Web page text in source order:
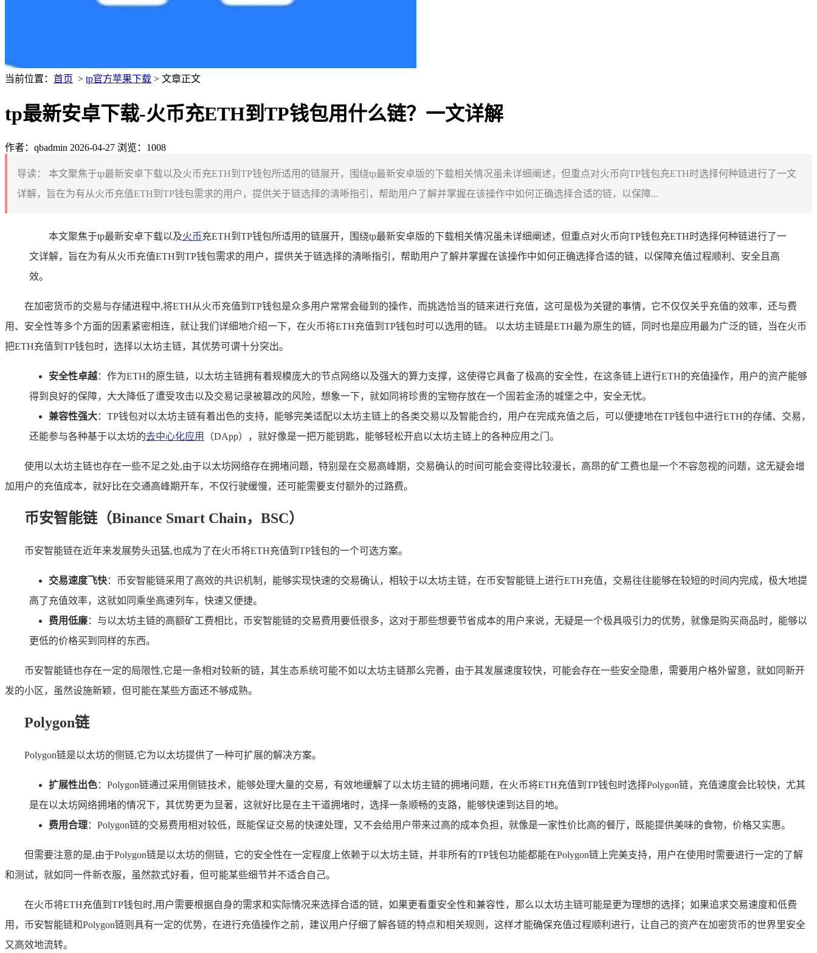
当前位置： 首页 > tp官方苹果下载 > 文章正文
tp最新安卓下载-火币充ETH到TP钱包用什么链？一文详解
作者：qbadmin 2026-04-27 浏览：1008
导读：
本文聚焦于tp最新安卓下载以及火币充ETH到TP钱包所适用的链展开，围绕tp最新安卓版的下载相关情况虽未详细阐述，但重点对火币向TP钱包充ETH时选择何种链进行了一文
详解，旨在为有从火币充值ETH到TP钱包需求的用户，提供关于链选择的清晰指引，帮助用户了解并掌握在该操作中如何正确选择合适的链，以保障...
本文聚焦于tp最新安卓下载以及火币充ETH到TP钱包所适用的链展开，围绕tp最新安卓版的下载相关情况虽未详细阐述，但重点对火币向TP钱包充ETH时选择何种链进行了一
文详解，旨在为有从火币充值ETH到TP钱包需求的用户，提供关于链选择的清晰指引，帮助用户了解并掌握在该操作中如何正确选择合适的链，以保障充值过程顺利、安全且高
效。
在加密货币的交易与存储进程中,将ETH从火币充值到TP钱包是众多用户常常会碰到的操作，而挑选恰当的链来进行充值，这可是极为关键的事情，它不仅仅关乎充值的效率，还与费
用、安全性等多个方面的因素紧密相连，就让我们详细地介绍一下，在火币将ETH充值到TP钱包时可以选用的链。 以太坊主链是ETH最为原生的链，同时也是应用最为广泛的链，当在火币
把ETH充值到TP钱包时，选择以太坊主链，其优势可谓十分突出。
安全性卓越：作为ETH的原生链，以太坊主链拥有着规模庞大的节点网络以及强大的算力支撑，这使得它具备了极高的安全性，在这条链上进行ETH的充值操作，用户的资产能够
得到良好的保障，大大降低了遭受攻击以及交易记录被篡改的风险，想象一下，就如同将珍贵的宝物存放在一个固若金汤的城堡之中，安全无忧。
兼容性强大：TP钱包对以太坊主链有着出色的支持，能够完美适配以太坊主链上的各类交易以及智能合约，用户在完成充值之后，可以便捷地在TP钱包中进行ETH的存储、交易，
还能参与各种基于以太坊的去中心化应用 （DApp），就好像是一把万能钥匙，能够轻松开启以太坊主链上的各种应用之门。
使用以太坊主链也存在一些不足之处,由于以太坊网络存在拥堵问题，特别是在交易高峰期，交易确认的时间可能会变得比较漫长，高昂的矿工费也是一个不容忽视的问题，这无疑会增
加用户的充值成本，就好比在交通高峰期开车，不仅行驶缓慢，还可能需要支付额外的过路费。
币安智能链（Binance Smart Chain，BSC）
币安智能链在近年来发展势头迅猛,也成为了在火币将ETH充值到TP钱包的一个可选方案。
交易速度飞快：币安智能链采用了高效的共识机制，能够实现快速的交易确认，相较于以太坊主链，在币安智能链上进行ETH充值，交易往往能够在较短的时间内完成，极大地提
高了充值效率，这就如同乘坐高速列车，快速又便捷。
费用低廉：与以太坊主链的高额矿工费相比，币安智能链的交易费用要低很多，这对于那些想要节省成本的用户来说，无疑是一个极具吸引力的优势，就像是购买商品时，能够以
更低的价格买到同样的东西。
币安智能链也存在一定的局限性,它是一条相对较新的链，其生态系统可能不如以太坊主链那么完善，由于其发展速度较快，可能会存在一些安全隐患，需要用户格外留意，就如同新开
发的小区，虽然设施新颖，但可能在某些方面还不够成熟。
Polygon链
Polygon链是以太坊的侧链,它为以太坊提供了一种可扩展的解决方案。
扩展性出色：Polygon链通过采用侧链技术，能够处理大量的交易，有效地缓解了以太坊主链的拥堵问题，在火币将ETH充值到TP钱包时选择Polygon链，充值速度会比较快，尤其
是在以太坊网络拥堵的情况下，其优势更为显著，这就好比是在主干道拥堵时，选择一条顺畅的支路，能够快速到达目的地。
费用合理：Polygon链的交易费用相对较低，既能保证交易的快速处理，又不会给用户带来过高的成本负担，就像是一家性价比高的餐厅，既能提供美味的食物，价格又实惠。
但需要注意的是,由于Polygon链是以太坊的侧链，它的安全性在一定程度上依赖于以太坊主链，并非所有的TP钱包功能都能在Polygon链上完美支持，用户在使用时需要进行一定的了解
和测试，就如同一件新衣服，虽然款式好看，但可能某些细节并不适合自己。
在火币将ETH充值到TP钱包时,用户需要根据自身的需求和实际情况来选择合适的链，如果更看重安全性和兼容性，那么以太坊主链可能是更为理想的选择；如果追求交易速度和低费
用，币安智能链和Polygon链则具有一定的优势，在进行充值操作之前，建议用户仔细了解各链的特点和相关规则，这样才能确保充值过程顺利进行，让自己的资产在加密货币的世界里安全
又高效地流转。